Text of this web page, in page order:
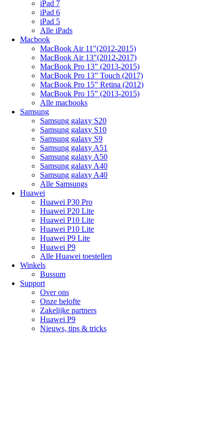
iPad 7
iPad 6
iPad 5
Alle iPads
Macbook
MacBook Air 11"(2012-2015)
MacBook Air 13"(2012-2017)
MacBook Pro 13” (2013-2015)
MacBook Pro 13” Touch (2017)
MacBook Pro 15” Retina (2012)
MacBook Pro 15” (2013-2015)
Alle macbooks
Samsung
Samsung galaxy S20
Samsung galaxy S10
Samsung galaxy S9
Samsung galaxy A51
Samsung galaxy A50
Samsung galaxy A40
Samsung galaxy A40
Alle Samsungs
Huawei
Huawei P30 Pro
Huawei P20 Lite
Huawei P10 Lite
Huawei P10 Lite
Huawei P9 Lite
Huawei P9
Alle Huawei toestellen
Winkels
Bussum
Support
Over ons
Onze belofte
Zakelijke partners
Huawei P9
Nieuws, tips & tricks